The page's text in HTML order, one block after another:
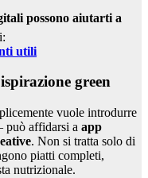
possono aiutarti a
utili
green
vuole introdurre
può affidarsi a app
. Non si tratta solo di
piatti completi,
nutrizionale.